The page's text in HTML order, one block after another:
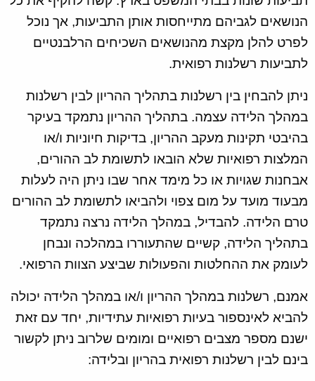
הנושאים לגביהם מתייחסות אותן התביעות, אך נוכל
לפרט להלן מקצת מהנושאים השכיחים הרלבנטיים
לתביעות רשלנות רפואית.
ניתן להבחין בין רשלנות בתהליך ההריון לבין רשלנות
במהלך הלידה עצמה. בתהליך ההריון נתמקד בעיקר
בהיבטי תקינות מעקב ההריון, בדיקות חיוניות ו/או
המלצות רפואיות שלא הובאו לתשומת לב ההורים,
אבחנות שגויות או כל מימד אחר שבו ניתן היה לעלות
מבעוד מועד על מום צפוי ולהביאו לתשומת לב ההורים
טרם הלידה. להבדיל, במהלך הלידה נרצה נתמקד
בתהליך הלידה, קשיים שהתעוררו במהלכה ונבחן
לעומק את ההחלטות והפעולות שביצע הצוות הרפואי.
אמנם, רשלנות במהלך ההריון ו/או במהלך הלידה יכולה
להביא לאינספור בעיות רפואיות עתידיות, יחד עם זאת
ישנם מספר מצבים רפואיים ומומים שלרוב ניתן לקשור
בינם לבין רשלנות רפואית בהריון ובלידה: